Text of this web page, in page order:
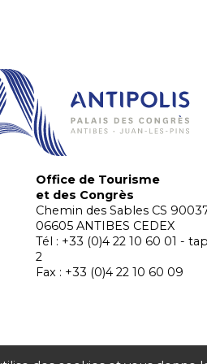
Office de Tourisme
et des Congrès
Chemin des Sables CS
06605 ANTIBES CEDEX
Tél : +33 (0)4 22 10 60 01 -
2
Fax : +33 (0)4 22 10 60 09
DONNÉES PERSONNELLES